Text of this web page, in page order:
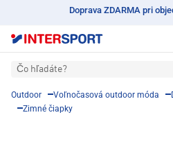
Doprava ZDARMA pri
Čo hľadáte?
Outdoor Voľnočasová outdoor móda
Zimné čiapky